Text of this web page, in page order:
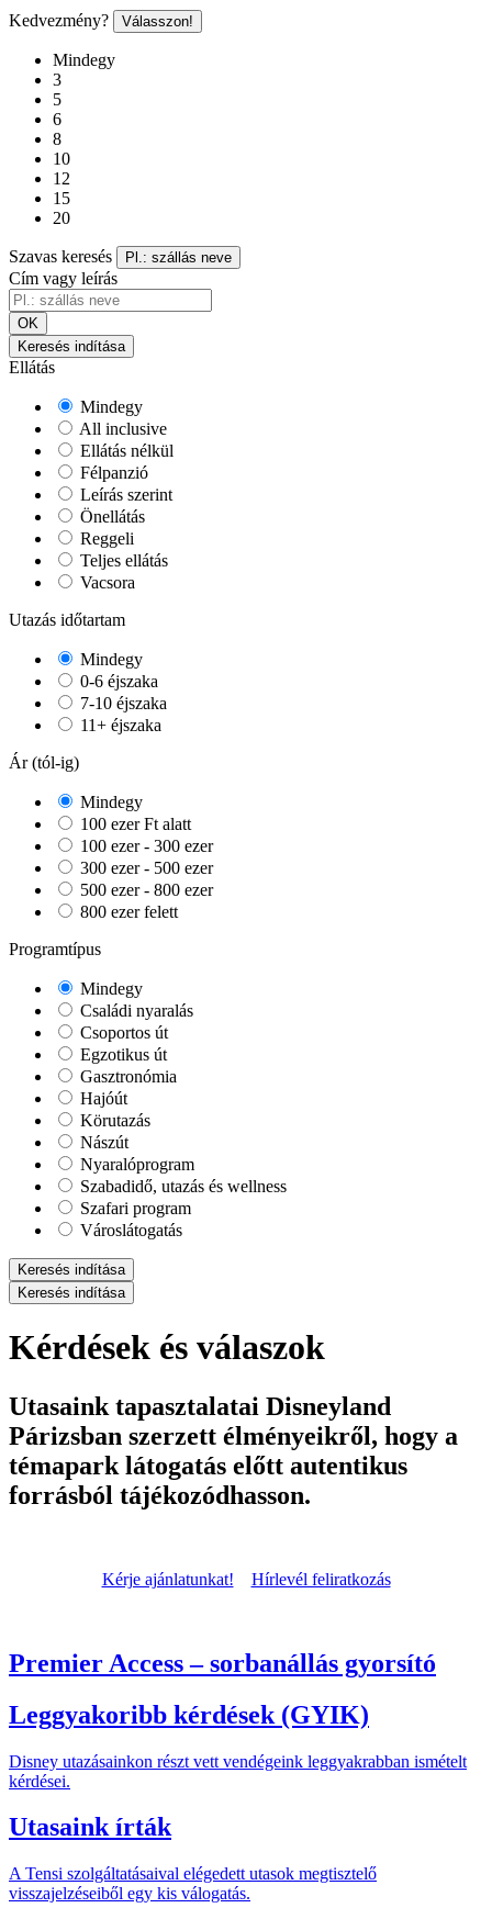
Kedvezmény? Válasszon!
Mindegy
3
5
6
8
10
12
15
20
Szavas keresés Pl.: szállás neve
Cím vagy leírás
OK
Keresés indítása
Ellátás
Mindegy
All inclusive
Ellátás nélkül
Félpanzió
Leírás szerint
Önellátás
Reggeli
Teljes ellátás
Vacsora
Utazás időtartam
Mindegy
0-6 éjszaka
7-10 éjszaka
11+ éjszaka
Ár (tól-ig)
Mindegy
100 ezer Ft alatt
100 ezer - 300 ezer
300 ezer - 500 ezer
500 ezer - 800 ezer
800 ezer felett
Programtípus
Mindegy
Családi nyaralás
Csoportos út
Egzotikus út
Gasztronómia
Hajóút
Körutazás
Nászút
Nyaralóprogram
Szabadidő, utazás és wellness
Szafari program
Városlátogatás
Keresés indítása
Keresés indítása
Kérdések és válaszok
Utasaink tapasztalatai Disneyland
Párizsban szerzett élményeikről, hogy a
témapark látogatás előtt autentikus
forrásból tájékozódhasson.
Kérje ajánlatunkat! Hírlevél feliratkozás
Premier Access – sorbanállás gyorsító
Leggyakoribb kérdések (GYIK)
Disney utazásainkon részt vett vendégeink leggyakrabban ismételt
kérdései.
Utasaink írták
A Tensi szolgáltatásaival elégedett utasok megtisztelő
visszajelzéseiből egy kis válogatás.